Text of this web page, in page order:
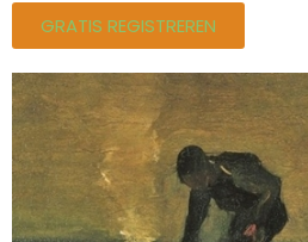
GRATIS REGISTREREN